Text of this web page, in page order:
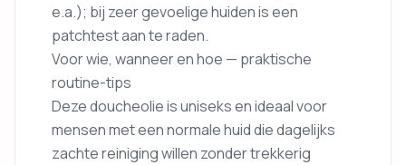
e.a.); bij zeer gevoelige huiden is een
patchtest aan te raden.
Voor wie, wanneer en hoe — praktische
routine-tips
Deze doucheolie is uniseks en ideaal voor
mensen met een normale huid die dagelijks
zachte reiniging willen zonder trekkerig